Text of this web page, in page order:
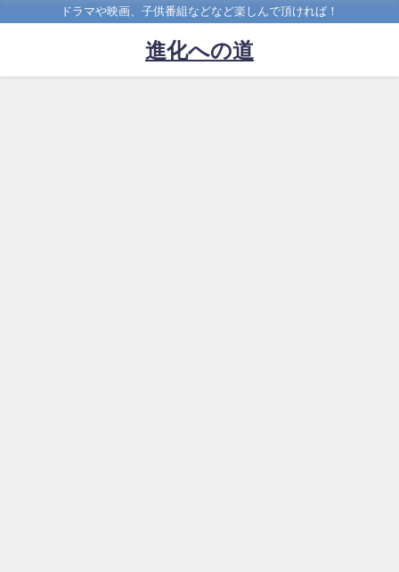
ドラマや映画、子供番組などなど楽しんで頂ければ！
進化への道